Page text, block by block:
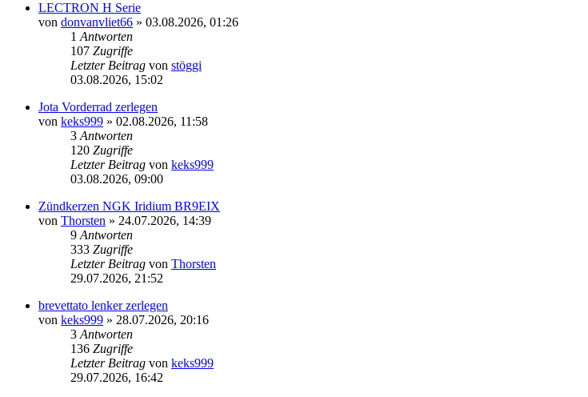
LECTRON H Serie
von donvanvliet66 » 03.08.2026, 01:26
1 Antworten
107 Zugriffe
Letzter Beitrag von stöggi
03.08.2026, 15:02
Jota Vorderrad zerlegen
von keks999 » 02.08.2026, 11:58
3 Antworten
120 Zugriffe
Letzter Beitrag von keks999
03.08.2026, 09:00
Zündkerzen NGK Iridium BR9EIX
von Thorsten » 24.07.2026, 14:39
9 Antworten
333 Zugriffe
Letzter Beitrag von Thorsten
29.07.2026, 21:52
brevettato lenker zerlegen
von keks999 » 28.07.2026, 20:16
3 Antworten
136 Zugriffe
Letzter Beitrag von keks999
29.07.2026, 16:42